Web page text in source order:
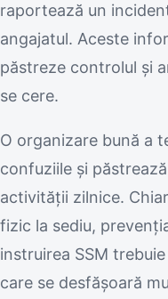
raportează un
angajatul. Aceste
păstreze controlul și
se cere.
O organizare bună a
confuziile și
activității zilnice.
fizic la sediu,
instruirea SSM
care se desfășoară